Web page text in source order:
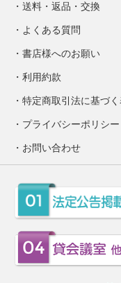
送料・返品・交換
よくある質問
書店様へのお願い
利用約款
特定商取引法に基づ
プライバシーポリシー
お問い合わせ